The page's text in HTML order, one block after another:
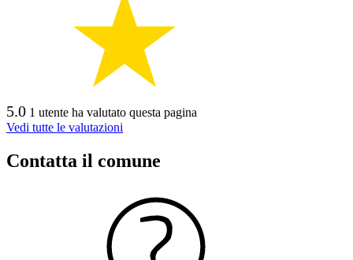
5.0 1 utente ha valutato questa pagina
Vedi tutte le valutazioni
Contatta il comune